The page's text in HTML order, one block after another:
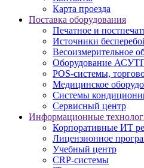
Карта проезда
Поставка оборудования
Печатное и
Источники
Весоизмерительное
Оборудование
POS-системы,
Медицинское
Системы
Сервисный центр
Информационные
Корпоративные ИТ
Лицензионное
Учебный центр
CRP-системы